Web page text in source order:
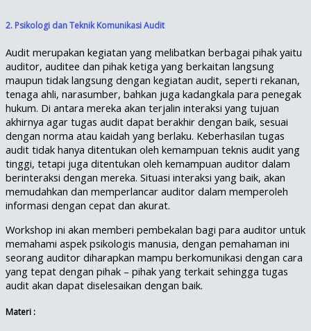
2. Psikologi dan Teknik Komunikasi Audit
Audit merupakan kegiatan yang melibatkan berbagai pihak yaitu
auditor, auditee dan pihak ketiga yang berkaitan langsung
maupun tidak langsung dengan kegiatan audit, seperti rekanan,
tenaga ahli, narasumber, bahkan juga kadangkala para penegak
hukum. Di antara mereka akan terjalin interaksi yang tujuan
akhirnya agar tugas audit dapat berakhir dengan baik, sesuai
dengan norma atau kaidah yang berlaku. Keberhasilan tugas
audit tidak hanya ditentukan oleh kemampuan teknis audit yang
tinggi, tetapi juga ditentukan oleh kemampuan auditor dalam
berinteraksi dengan mereka. Situasi interaksi yang baik, akan
memudahkan dan memperlancar auditor dalam memperoleh
informasi dengan cepat dan akurat.
Workshop ini akan memberi pembekalan bagi para auditor untuk
memahami aspek psikologis manusia, dengan pemahaman ini
seorang auditor diharapkan mampu berkomunikasi dengan cara
yang tepat dengan pihak – pihak yang terkait sehingga tugas
audit akan dapat diselesaikan dengan baik.
Materi :